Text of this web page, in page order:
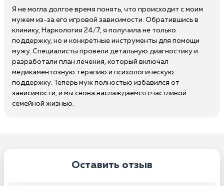
Я не могла долгое время понять, что происходит с моим
мужем из-за его игровой зависимости. Обратившись в
клинику, Наркология 24/7, я получила не только
поддержку, но и конкретные инструменты для помощи
мужу. Специалисты провели детальную диагностику и
разработали план лечения, который включал
медикаментозную терапию и психологическую
поддержку. Теперь муж полностью избавился от
зависимости, и мы снова наслаждаемся счастливой
семейной жизнью.
Оставить отзыв